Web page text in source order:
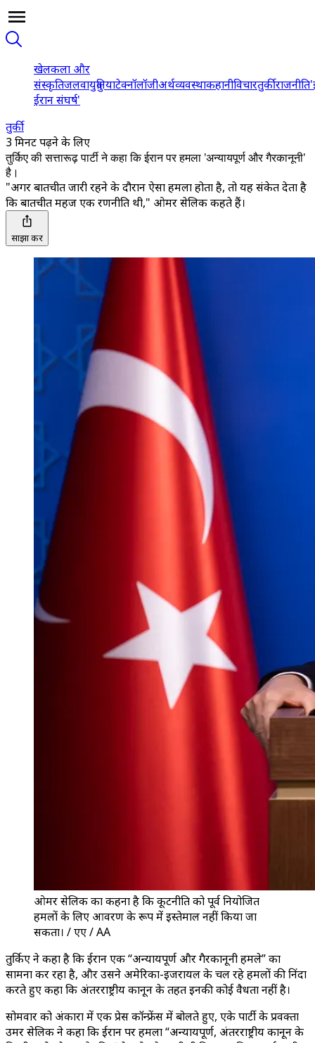
खेलकला और
संस्कृतिजलवायुदुनियाटेक्नॉलॉजीअर्थव्यवस्थाकहानीविचारतुर्कीराजनीति
ईरान संघर्ष'
तुर्की
3 मिनट पढ़ने के लिए
तुर्किए की सत्तारूढ़ पार्टी ने कहा कि ईरान पर हमला 'अन्यायपूर्ण और गैरकानूनी'
है।
"अगर बातचीत जारी रहने के दौरान ऐसा हमला होता है, तो यह संकेत देता है
कि बातचीत महज एक रणनीति थी," ओमर सेलिक कहते हैं।
साझा करें
ओमर सेलिक का कहना है कि कूटनीति को पूर्व नियोजित
हमलों के लिए आवरण के रूप में इस्तेमाल नहीं किया जा
सकता। / एए / AA
तुर्किए ने कहा है कि ईरान एक “अन्यायपूर्ण और गैरकानूनी हमले” का
सामना कर रहा है, और उसने अमेरिका-इजरायल के चल रहे हमलों की निंदा
करते हुए कहा कि अंतरराष्ट्रीय कानून के तहत इनकी कोई वैधता नहीं है।
सोमवार को अंकारा में एक प्रेस कॉन्फ्रेंस में बोलते हुए, एके पार्टी के प्रवक्ता
उमर सेलिक ने कहा कि ईरान पर हमला “अन्यायपूर्ण, अंतरराष्ट्रीय कानून के